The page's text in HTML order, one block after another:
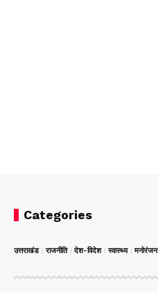
Categories
उत्तराखंड राजनीति देश-विदेश स्वास्थ्य मनोरंजन